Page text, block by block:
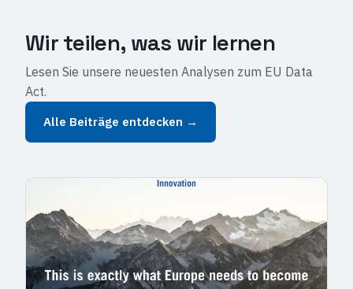
Wir teilen, was wir lernen
Lesen Sie unsere neuesten Analysen zum EU Data
Act.
Alle Beiträge entdecken →